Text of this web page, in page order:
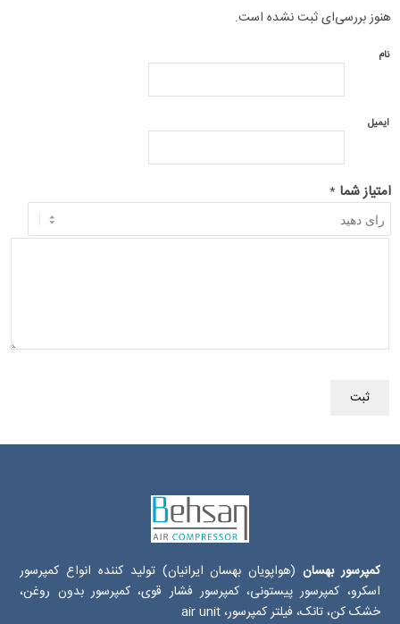
هنوز بررسی‌ای ثبت نشده است.
نام
ایمیل
امتیاز شما *
کمپرسور بهسان (هواپویان بهسان ایرانیان) تولید کننده انواع کمپرسور
اسکرو، کمپرسور پیستونی، کمپرسور فشار قوی، کمپرسور بدون روغن،
خشک کن، تانک، فیلتر کمپرسور، air unit